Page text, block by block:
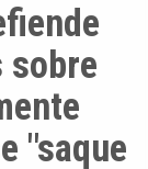
sobre
"saque